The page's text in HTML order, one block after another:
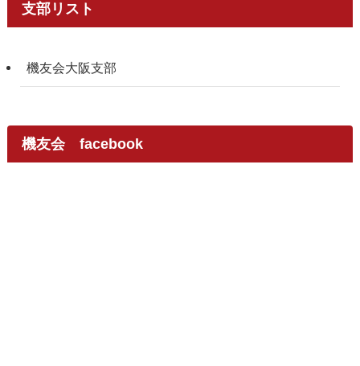
支部リスト
機友会大阪支部
機友会 facebook